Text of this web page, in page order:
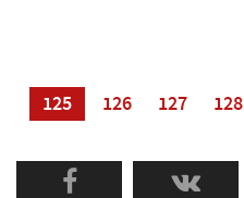
125 126 127 128